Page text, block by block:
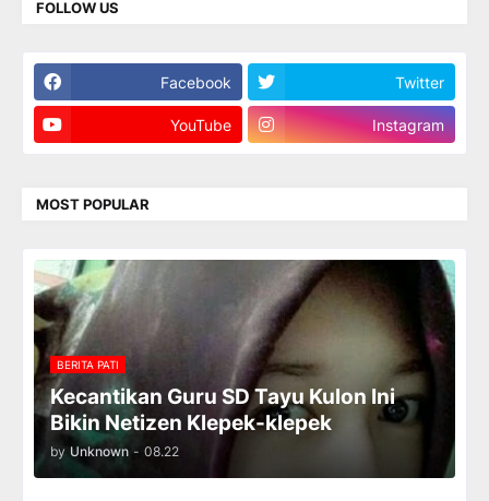
FOLLOW US
Facebook Twitter
YouTube Instagram
MOST POPULAR
BERITA PATI
Kecantikan Guru SD Tayu Kulon Ini
Bikin Netizen Klepek-klepek
by Unknown - 08.22